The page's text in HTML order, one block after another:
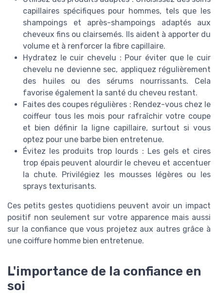
capillaires spécifiques pour hommes, tels que les
shampoings et après-shampoings adaptés aux
cheveux fins ou clairsemés. Ils aident à apporter du
volume et à renforcer la fibre capillaire.
Hydratez le cuir chevelu : Pour éviter que le cuir
chevelu ne devienne sec, appliquez régulièrement
des huiles ou des sérums nourrissants. Cela
favorise également la santé du cheveu restant.
Faites des coupes régulières : Rendez-vous chez le
coiffeur tous les mois pour rafraîchir votre coupe
et bien définir la ligne capillaire, surtout si vous
optez pour une barbe bien entretenue.
Évitez les produits trop lourds : Les gels et cires
trop épais peuvent alourdir le cheveu et accentuer
la chute. Privilégiez les mousses légères ou les
sprays texturisants.
Ces petits gestes quotidiens peuvent avoir un impact
positif non seulement sur votre apparence mais aussi
sur la confiance que vous projetez aux autres grâce à
une coiffure homme bien entretenue.
L'importance de la confiance en
soi